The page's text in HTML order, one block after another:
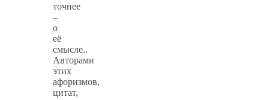
точнее
–
о
её
смысле..
Авторами
этих
афоризмов,
цитат,